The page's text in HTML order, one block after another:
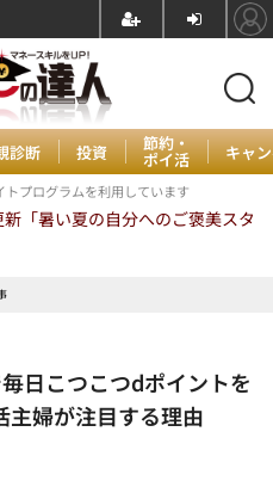
診断 投資 節約・
ポイ活 キャ
プログラムを利用しています
「暑い夏の自分へのご褒美スタ
日こつこつdポイントを
主婦が注目する理由